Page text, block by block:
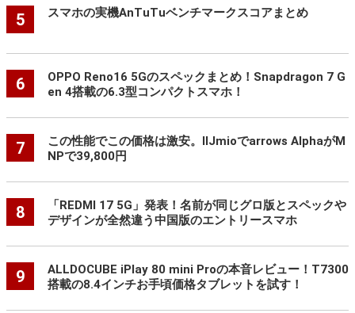
5 スマホの実機AnTuTuベンチマークスコアまとめ
6
OPPO Reno16 5Gのスペックまとめ！Snapdragon 7 G
en 4搭載の6.3型コンパクトスマホ！
7
この性能でこの価格は激安。IIJmioでarrows AlphaがM
NPで39,800円
8
「REDMI 17 5G」発表！名前が同じグロ版とスペックや
デザインが全然違う中国版のエントリースマホ
9
ALLDOCUBE iPlay 80 mini Proの本音レビュー！T7300
搭載の8.4インチお手頃価格タブレットを試す！